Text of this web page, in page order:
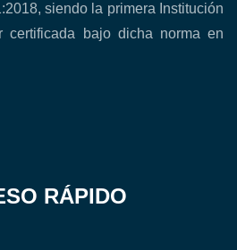
siendo la primera Institución
certificada bajo dicha norma en
RÁPIDO